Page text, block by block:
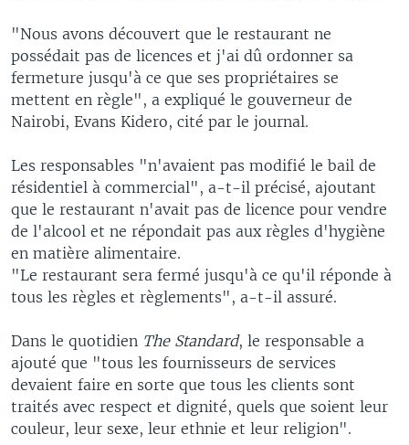
"Nous avons découvert que le restaurant ne
possédait pas de licences et j'ai dû ordonner sa
fermeture jusqu'à ce que ses propriétaires se
mettent en règle", a expliqué le gouverneur de
Nairobi, Evans Kidero, cité par le journal.
Les responsables "n'avaient pas modifié le bail de
résidentiel à commercial", a-t-il précisé, ajoutant
que le restaurant n'avait pas de licence pour vendre
de l'alcool et ne répondait pas aux règles d'hygiène
en matière alimentaire.
"Le restaurant sera fermé jusqu'à ce qu'il réponde à
tous les règles et règlements", a-t-il assuré.
Dans le quotidien The Standard, le responsable a
ajouté que "tous les fournisseurs de services
devaient faire en sorte que tous les clients sont
traités avec respect et dignité, quels que soient leur
couleur, leur sexe, leur ethnie et leur religion".